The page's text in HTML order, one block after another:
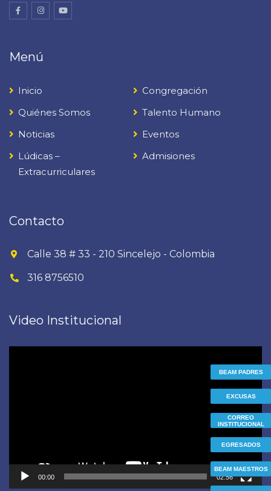
Menú
Inicio
Congregación
Quiénes Somos
Talento Humano
Noticias
Eventos
Lúdicas –
Extracurriculares
Admisiones
Contacto
Calle 38 # 33 - 210 Sincelejo - Colombia
316 8756510
Video Institucional
00:00 02:56
BEAM MAESTROS
EGRESADOS
CORREO
INSTITUCIONAL
BEAM PADRES
EXCUSAS